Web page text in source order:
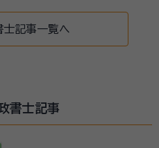
士記事一覧へ
書士記事